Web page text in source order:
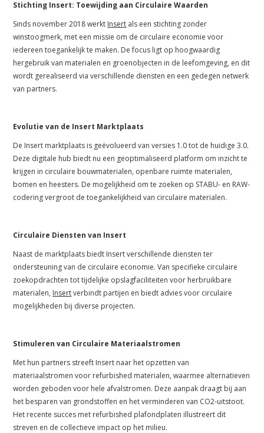
Stichting Insert: Toewijding aan Circulaire Waarden
Sinds november 2018 werkt Insert als een stichting zonder
winstoogmerk, met een missie om de circulaire economie voor
iedereen toegankelijk te maken. De focus ligt op hoogwaardig
hergebruik van materialen en groenobjecten in de leefomgeving, en dit
wordt gerealiseerd via verschillende diensten en een gedegen netwerk
van partners.
Evolutie van de Insert Marktplaats
De Insert marktplaats is geëvolueerd van versies 1.0 tot de huidige 3.0.
Deze digitale hub biedt nu een geoptimaliseerd platform om inzicht te
krijgen in circulaire bouwmaterialen, openbare ruimte materialen,
bomen en heesters. De mogelijkheid om te zoeken op STABU- en RAW-
codering vergroot de toegankelijkheid van circulaire materialen.
Circulaire Diensten van Insert
Naast de marktplaats biedt Insert verschillende diensten ter
ondersteuning van de circulaire economie. Van specifieke circulaire
zoekopdrachten tot tijdelijke opslagfaciliteiten voor herbruikbare
materialen, Insertverbindt partijen en biedt advies voor circulaire
mogelijkheden bij diverse projecten.
Stimuleren van Circulaire Materiaalstromen
Met hun partners streeft Insert naar het opzetten van
materiaalstromen voor refurbished materialen, waarmee alternatieven
worden geboden voor hele afvalstromen. Deze aanpak draagt bij aan
het besparen van grondstoffen en het verminderen van CO2-uitstoot.
Het recente succes met refurbished plafondplaten illustreert dit
streven en de collectieve impact op het milieu.